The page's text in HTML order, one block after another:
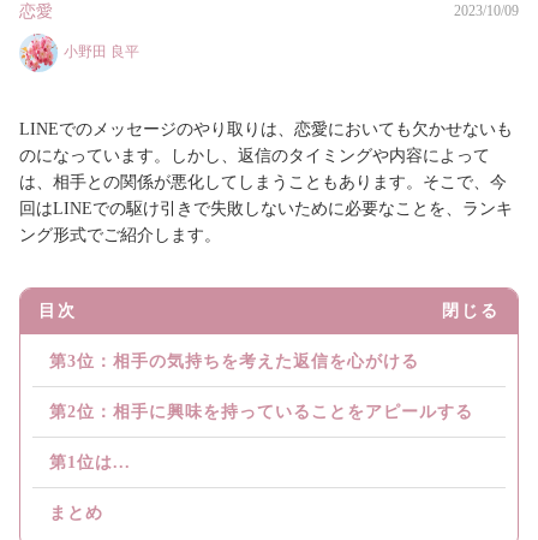
恋愛 2023/10/09
小野田 良平
LINEでのメッセージのやり取りは、恋愛においても欠かせないも
のになっています。しかし、返信のタイミングや内容によって
は、相手との関係が悪化してしまうこともあります。そこで、今
回はLINEでの駆け引きで失敗しないために必要なことを、ランキ
ング形式でご紹介します。
目次 閉じる
第3位：相手の気持ちを考えた返信を心がける
第2位：相手に興味を持っていることをアピールする
第1位は...
まとめ